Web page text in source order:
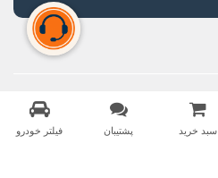
سبد خرید پشتیبان فیلتر خودرو